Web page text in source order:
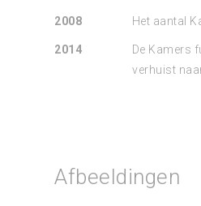
2008 Het aantal
2014
De Kamers
verhuist
Afbeeldingen